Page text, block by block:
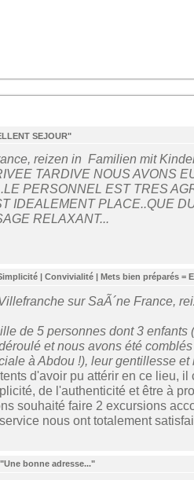
SEJOUR"
reizen in Familien mit
TARDIVE NOUS AVONS
PERSONNEL EST TRES
IDEALEMENT PLACE..QUE
RELAXANT...
| Convivialité | Mets bien préparés =
sur SaÃ´ne France,
de 5 personnes dont 3 enfants
et nous avons été
à Abdou !), leur gentillesse et
d'avoir pu attérir en ce lieu,
de l'authenticité et être à
souhaité faire 2 excursions
nous ont totalement
"Une bonne adresse..."